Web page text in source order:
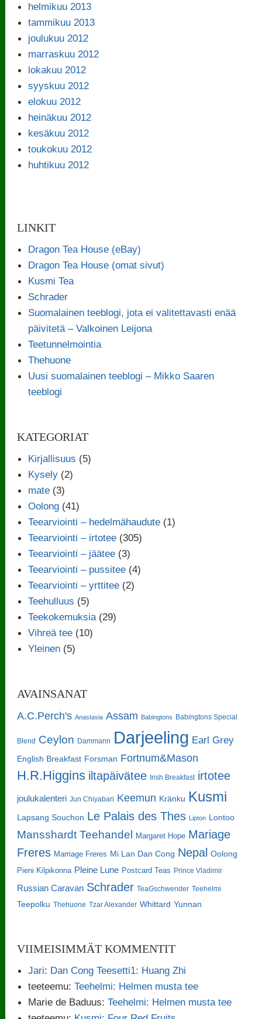
helmikuu 2013
tammikuu 2013
joulukuu 2012
marraskuu 2012
lokakuu 2012
syyskuu 2012
elokuu 2012
heinäkuu 2012
kesäkuu 2012
toukokuu 2012
huhtikuu 2012
LINKIT
Dragon Tea House (eBay)
Dragon Tea House (omat sivut)
Kusmi Tea
Schrader
Suomalainen teeblogi, jota ei valitettavasti enää
päivitetä – Valkoinen Leijona
Teetunnelmointia
Thehuone
Uusi suomalainen teeblogi – Mikko Saaren
teeblogi
KATEGORIAT
Kirjallisuus (5)
Kysely (2)
mate (3)
Oolong (41)
Teearviointi – hedelmähaudute (1)
Teearviointi – irtotee (305)
Teearviointi – jäätee (3)
Teearviointi – pussitee (4)
Teearviointi – yrttitee (2)
Teehulluus (5)
Teekokemuksia(29)
Vihreä tee (10)
Yleinen (5)
AVAINSANAT
A.C.Perch's Anastasia Assam Babingtons Babingtons Special
Blend Ceylon Dammann Darjeeling Earl Grey
English Breakfast Forsman Fortnum&Mason
H.R.Higgins iltapäivätee Irish Breakfast irtotee
joulukalenteri Jun Chiyabari Keemun Kränku Kusmi
Lapsang Souchon Le Palais des Thes Lipton Lontoo
Mansshardt Teehandel Margaret Hope Mariage
Freres Marriage Freres Mi Lan Dan Cong Nepal Oolong
Pieni Kilpikonna Pleine Lune Postcard Teas Prince Vladimir
Russian Caravan Schrader TeaGschwender Teehelmi
Teepolku Thehuone Tzar Alexander Whittard Yunnan
VIIMEISIMMÄT KOMMENTIT
Jari: Dan Cong Teesetti1: Huang Zhi
teeteemu:Teehelmi: Helmen musta tee
Marie de Baduus:Teehelmi: Helmen musta tee